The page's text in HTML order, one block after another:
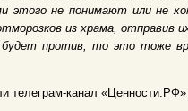
этого не понимают или не
из храма, отправив
против, то это тоже
телеграм-канал